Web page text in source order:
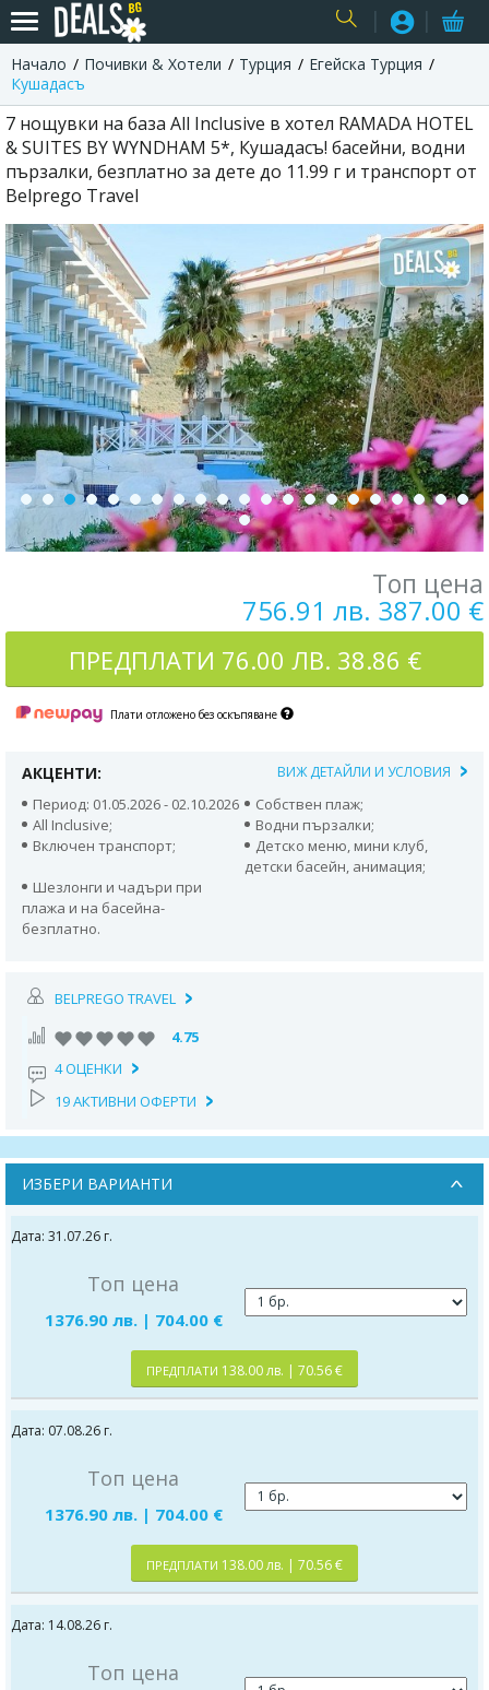
USER
Начало Почивки & Хотели Турция
Егейска Турция
Кушадасъ
7 нощувки на база All Inclusive в хотел RAMADA HOTEL
& SUITES BY WYNDHAM 5*, Кушадасъ! басейни, водни
пързалки, безплатно за дете до 11.99 г и транспорт от
Belprego Travel
Топ цена
756.91 лв. 387.00 €
ПРЕДПЛАТИ 76.00 ЛВ. 38.86 €
Плати отложено без оскъпяване
АКЦЕНТИ: ВИЖ ДЕТАЙЛИ И УСЛОВИЯ
Период: 01.05.2026 - 02.10.2026
Собствен плаж;
All Inclusive;
Водни пързалки;
Включен транспорт;
Детско меню, мини клуб,
детски басейн, анимация;
Шезлонги и чадъри при
плажа и на басейна-
безплатно.
BELPREGO TRAVEL
4.75
4 ОЦЕНКИ
19 АКТИВНИ ОФЕРТИ
ИЗБЕРИ ВАРИАНТИ
Дата: 31.07.26 г.
Топ цена
1376.90 лв. | 704.00 €
ПРЕДПЛАТИ 138.00 лв. | 70.56 €
Дата: 07.08.26 г.
Топ цена
1376.90 лв. | 704.00 €
ПРЕДПЛАТИ 138.00 лв. | 70.56 €
Дата: 14.08.26 г.
Топ цена